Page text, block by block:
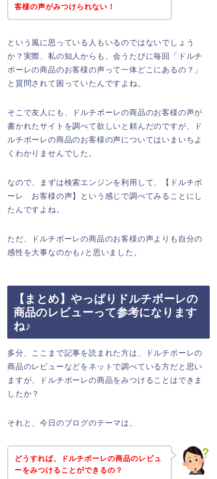
客様の声がみつけられない！
という風に思っている人もいるのではないでしょう
か？実際、私の知人からも、会うたびに毎回「ドルチ
ボーレの商品のお客様の声って一体どこにあるの？」
と質問されて困っていたんですよね。
そこで友人にも、ドルチボーレの商品のお客様の声が
書かれたサイトを調べて欲しいと頼んだのですが、ド
ルチボーレの商品のお客様の声についてはいまいちよ
くわかりませんでした。
なので、まずは検索エンジンを利用して、【ドルチボ
ーレ お客様の声】という感じで調べてみることにし
たんですよね。
ただ、ドルチボーレの商品のお客様の声よりも自分の
感性を大事なのかも♪と思いました。
【まとめ】やっぱりドルチボーレの
商品のレビューって参考になります
ね♪
多分、ここまで記事を読まれた方は、ドルチボーレの
商品のレビューなどをネットで調べている方だと思い
ますが、ドルチボーレの商品をみつけることはできま
したか？
それと、今日のブログのテーマは、
どうすれば、ドルチボーレの商品のレビュ
ーをみつけることができるの？